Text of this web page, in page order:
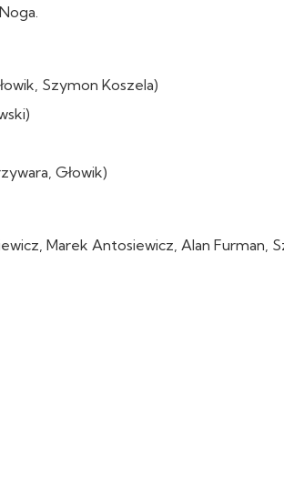
Szymon Koszela)
Głowik)
Marek Antosiewicz, Alan Furman,